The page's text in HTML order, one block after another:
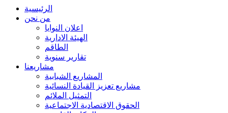
الرئيسية
من نحن
اعلان النوايا
الهيئة الادارية
الطاقم
تقارير سنوية
مشاريعنا
المشاريع الشبابية
مشاريع تعزيز القيادة النسائية
التمثيل الملائم
الحقوق الاقتصادية الاجتماعية